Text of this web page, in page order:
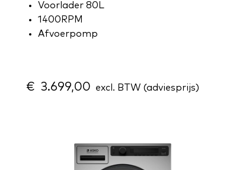
Voorlader 80L
1400RPM
Afvoerpomp
€ 3.699,00 excl. BTW (adviesprijs)